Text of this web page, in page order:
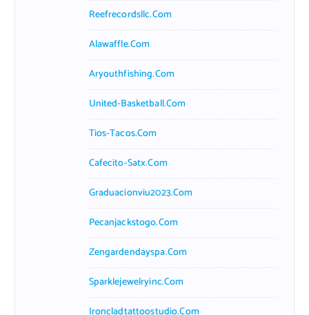
Reefrecordsllc.com
Alawaffle.com
Aryouthfishing.com
United-Basketball.com
Tios-Tacos.com
Cafecito-Satx.com
Graduacionviu2023.com
Pecanjackstogo.com
Zengardendayspa.com
Sparklejewelryinc.com
Ironcladtattoostudio.com